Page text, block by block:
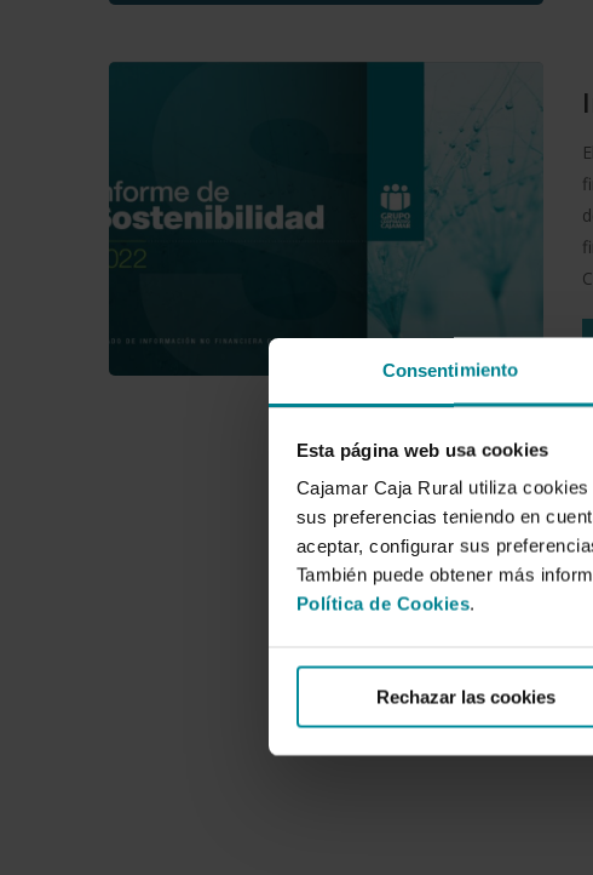
Consentimiento
Esta página web usa cookies
Cajamar Caja Rural utiliza
sus preferencias teniendo en
aceptar, configurar sus
También puede obtener más
Política de Cookies.
Rechazar las cookies